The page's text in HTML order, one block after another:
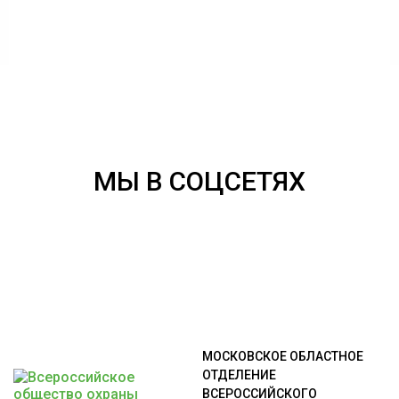
МЫ В СОЦСЕТЯХ
МОСКОВСКОЕ ОБЛАСТНОЕ
ОТДЕЛЕНИЕ
ВСЕРОССИЙСКОГО